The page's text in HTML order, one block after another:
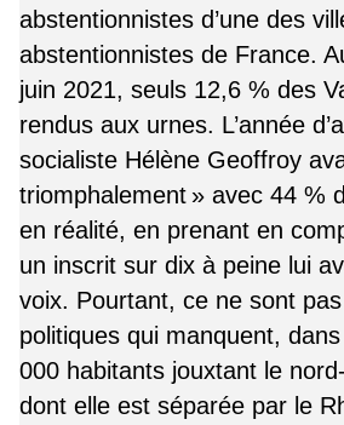
abstentionnistes d’une des
abstentionnistes de France.
juin 2021, seuls 12,6 % des
rendus aux urnes. L’année
socialiste Hélène Geoffroy
triomphalement » avec 44 %
en réalité, en prenant en
un inscrit sur dix à peine lui
voix. Pourtant, ce ne sont
politiques qui manquent,
000 habitants jouxtant le
dont elle est séparée par le